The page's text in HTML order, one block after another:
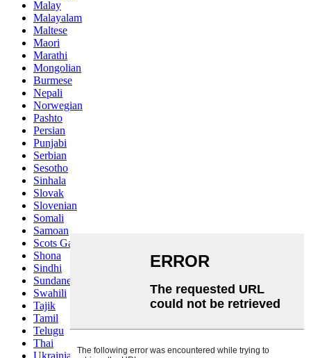
Malay
Malayalam
Maltese
Maori
Marathi
Mongolian
Burmese
Nepali
Norwegian
Pashto
Persian
Punjabi
Serbian
Sesotho
Sinhala
Slovak
Slovenian
Somali
Samoan
Scots Gaelic
Shona
Sindhi
Sundanese
Swahili
Tajik
Tamil
Telugu
Thai